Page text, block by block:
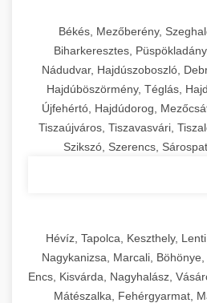
Békés, Mezőberény,
Biharkeresztes,
Nádudvar, Hajdúszoboszló,
Hajdúböszörmény, Téglás,
Újfehértó, Hajdúdorog,
Tiszaújváros, Tiszavasvári,
Szikszó, Szerencs,
Hévíz, Tapolca, Keszthely,
Nagykanizsa, Marcali,
Encs, Kisvárda, Nagyhalász,
Mátészalka, Fehérgyarmat,